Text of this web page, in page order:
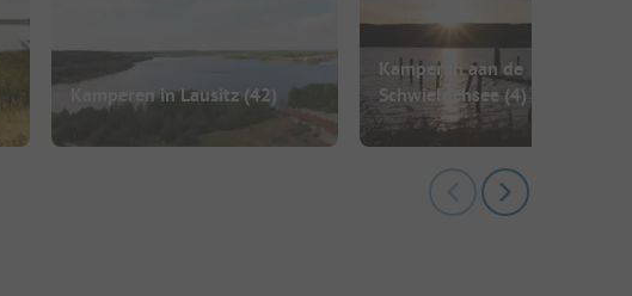
Kamperen in Lausitz(42)
Kamperen aan de
Schwielochsee (4)